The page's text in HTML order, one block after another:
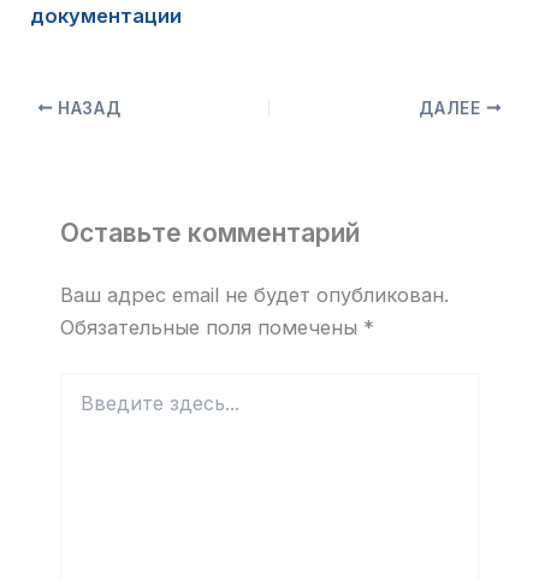
документации
НАЗАД ДАЛЕЕ
Оставьте комментарий
Ваш адрес email не будет опубликован.
Обязательные поля помечены *
здесь...